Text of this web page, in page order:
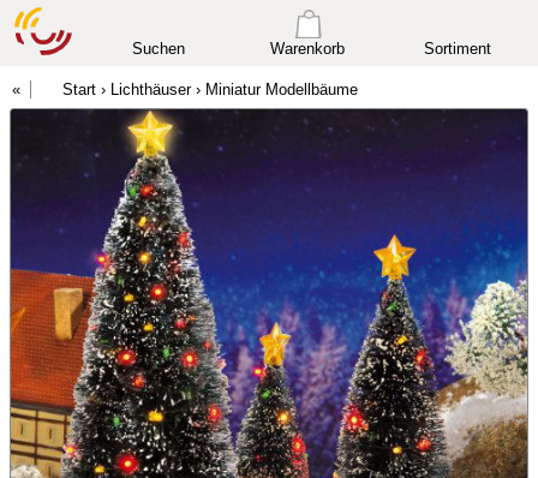
Suchen Warenkorb Sortiment
Start › Lichthäuser› Miniatur Modellbäume